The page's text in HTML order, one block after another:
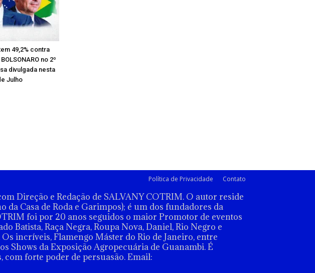
49,2% contra
no 2º
divulgada nesta
Julho
Política de Privacidade Contato
Direção e Redação de SALVANY COTRIM. O autor reside
Casa de Roda e Garimpos); é um dos fundadores da
foi por 20 anos seguidos o maior Promotor de eventos
Batista, Raça Negra, Roupa Nova, Daniel, Rio Negro e
incríveis, Flamengo Máster do Rio de Janeiro, entre
Shows da Exposição Agropecuária de Guanambi. É
com forte poder de persuasão. Email: